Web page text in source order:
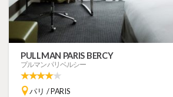
PULLMAN PARIS BERCY
プルマン パリベルシー
パリ / PARIS